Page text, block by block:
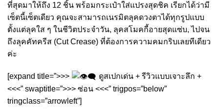
ที่สุดมาให้ถึง 12 ชิ้น พร้อมกระเป๋าใส่แปรงสุดชิค เรียกได้ว่ามี
เซ็ตนี้เซ็ตเดียว คุณจะสามารถเนรมิตลุคดวงตาได้ทุกรูปแบบ
ตั้งแต่ลุคใส ๆ ในชีวิตประจำวัน, ลุคสโมคกี้อายสุดแซ่บ, ไปจน
ถึงลุคคัทครีส (Cut Crease) ที่ต้องการความคมกริบเลยทีเดียว
ค่ะ
[expand title=”>>>
ดูสเปกเด่น + รีวิวแบบเจาะลึก +
<<<” swaptitle=”>>> ซ่อน <<<” trigpos=”below”
tringclass=”arrowleft”]